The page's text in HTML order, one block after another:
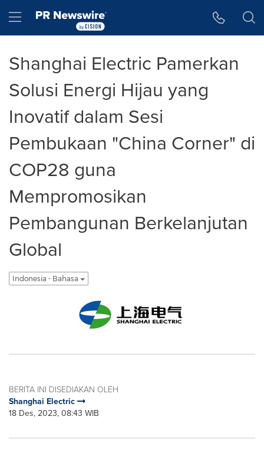
Hamburger menu
Shanghai Electric Pamerkan
Solusi Energi Hijau yang
Inovatif dalam Sesi
Pembukaan "China Corner" di
COP28 guna
Mempromosikan
Pembangunan Berkelanjutan
Global
Indonesia - Bahasa
BERITA INI DISEDIAKAN OLEH
Shanghai Electric
18 Des, 2023, 08:43 WIB